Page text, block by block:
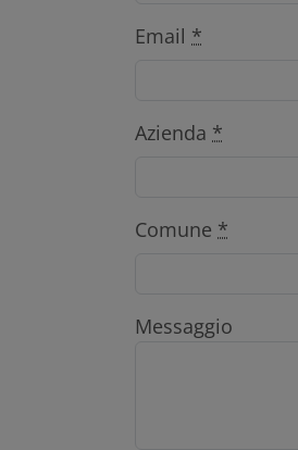
Email *
Azienda *
Comune *
Messaggio